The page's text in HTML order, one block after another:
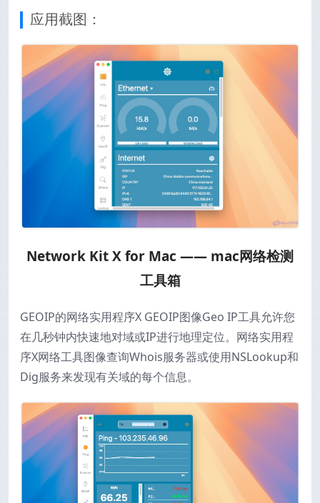
应用截图：
Network Kit X for Mac —— mac网络检测
工具箱
GEOIP的网络实用程序X GEOIP图像Geo IP工具允许您
在几秒钟内快速地对域或IP进行地理定位。网络实用程
序X网络工具图像查询Whois服务器或使用NSLookup和
Dig服务来发现有关域的每个信息。